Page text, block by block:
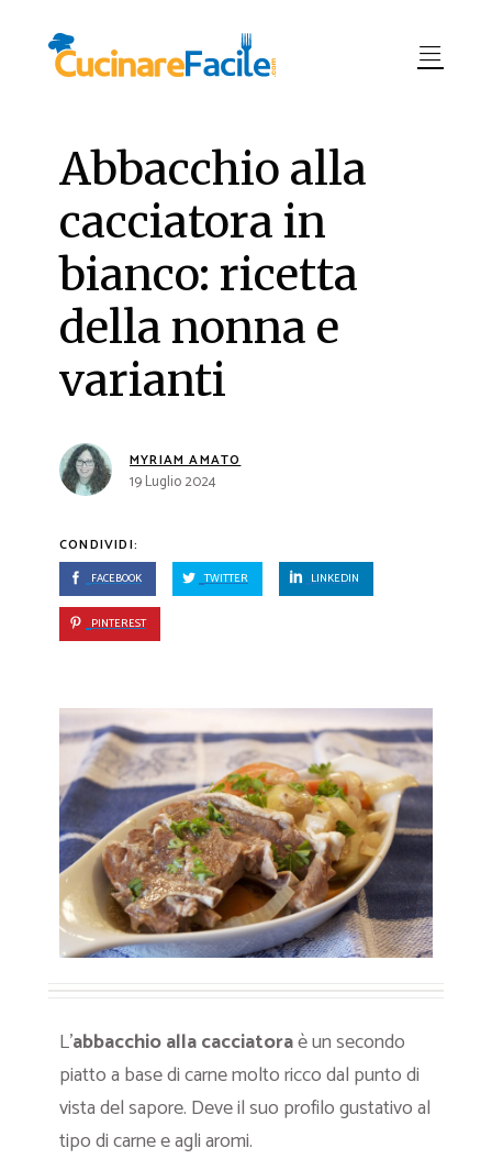
Abbacchio alla
cacciatora in
bianco: ricetta
della nonna e
varianti
MYRIAM AMATO
19 Luglio 2024
CONDIVIDI:
FACEBOOK TWITTER LINKEDIN
PINTEREST
L’abbacchio alla cacciatoraè un secondo
piatto a base di carne molto ricco dal punto di
vista del sapore. Deve il suo profilo gustativo al
tipo di carne e agli aromi.